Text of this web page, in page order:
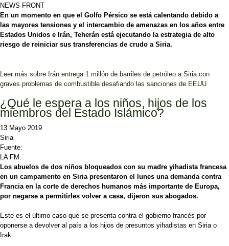
NEWS FRONT
En un momento en que el Golfo Pérsico se está calentando debido a
las mayores tensiones y el intercambio de amenazas en los años entre
Estados Unidos e Irán, Teherán está ejecutando la estrategia de alto
riesgo de reiniciar sus transferencias de crudo a Siria.
Leer más sobre Irán entrega 1 millón de barriles de petróleo a Siria con
graves problemas de combustible desafiando las sanciones de EEUU
¿Qué le espera a los niños, hijos de los
miembros del Estado Islámico?
13 Mayo 2019
Siria
Fuente:
LA FM.
Los abuelos de dos niños bloqueados con su madre yihadista francesa
en un campamento en Siria presentaron el lunes una demanda contra
Francia en la corte de derechos humanos más importante de Europa,
por negarse a permitirles volver a casa, dijeron sus abogados.
Este es el último caso que se presenta contra el gobierno francés por
oponerse a devolver al país a los hijos de presuntos yihadistas en Siria o
Irak.